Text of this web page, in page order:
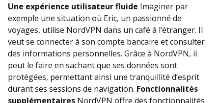
Une expérience utilisateur fluide Imaginer par
exemple une situation où Eric, un passionné de
voyages, utilise NordVPN dans un café à l’étranger. Il
veut se connecter à son compte bancaire et consulter
des informations personnelles. Grâce à NordVPN, il
peut le faire en sachant que ses données sont
protégées, permettant ainsi une tranquillité d’esprit
durant ses sessions de navigation. Fonctionnalités
supplémentaires NordVPN offre des fonctionnalités